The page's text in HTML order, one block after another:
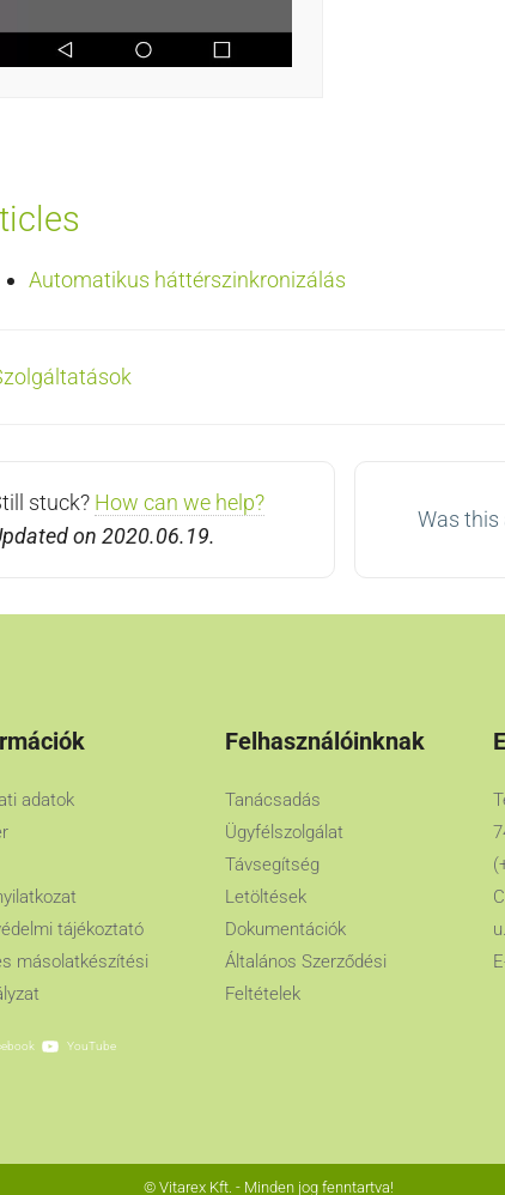
Automatikus háttérszinkronizálás
stuck? How can we help?
on 2020.06.19.
Was this
adatok
tájékoztató
másolatkészítési
YouTube
Felhasználóinknak
Tanácsadás
Ügyfélszolgálat
Távsegítség
Letöltések
Dokumentációk
Általános Szerződési
Feltételek
© Vitarex Kft. - Minden jog fenntartva!